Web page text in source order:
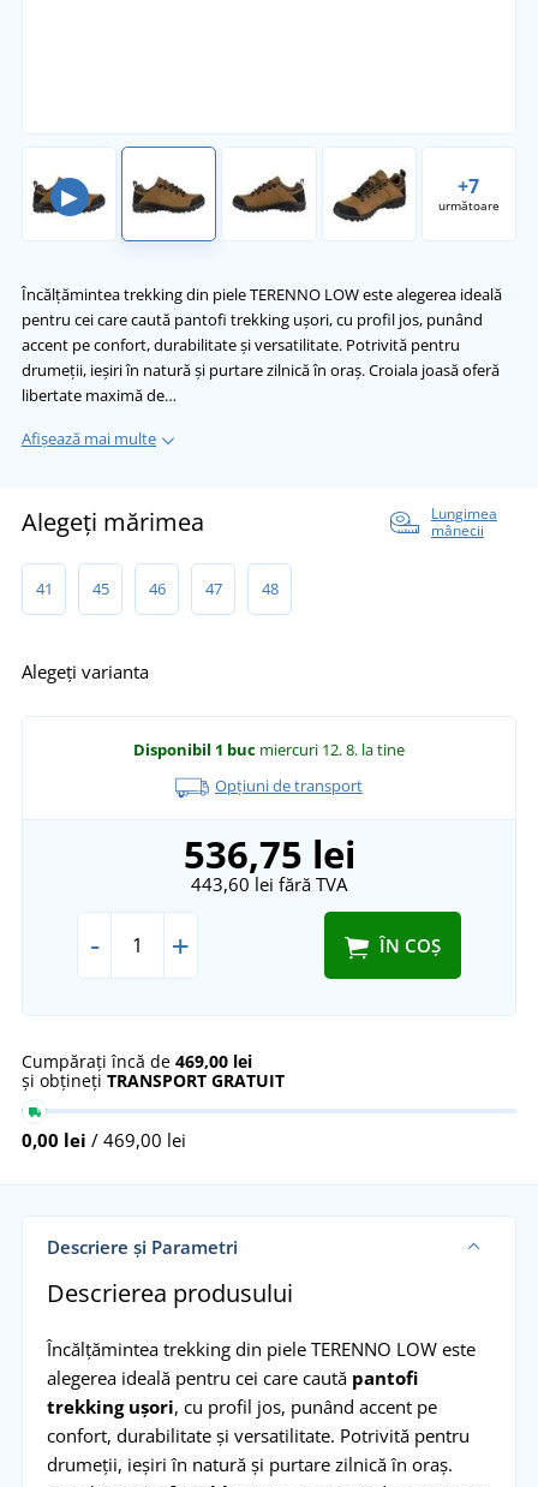
▶ +7
următoare
Încălțămintea trekking din piele TERENNO LOW este alegerea ideală
pentru cei care caută pantofi trekking ușori, cu profil jos, punând
accent pe confort, durabilitate și versatilitate. Potrivită pentru
drumeții, ieșiri în natură și purtare zilnică în oraș. Croiala joasă oferă
libertate maximă de…
Afișează mai multe
Alegeți mărimea
Lungimea
mânecii
41 45 46 47 48
Alegeți varianta
Disponibil 1 buc miercuri 12. 8. la tine
Opțiuni de transport
536,75 lei
443,60 lei fără TVA
- + ÎN COȘ
Cumpărați încă de 469,00 lei
și obțineți TRANSPORT GRATUIT
0,00 lei / 469,00 lei
Descriere și Parametri
Descrierea produsului
Încălțămintea trekking din piele TERENNO LOW este
alegerea ideală pentru cei care caută pantofi
trekking ușori, cu profil jos, punând accent pe
confort, durabilitate și versatilitate. Potrivită pentru
drumeții, ieșiri în natură și purtare zilnică în oraș.